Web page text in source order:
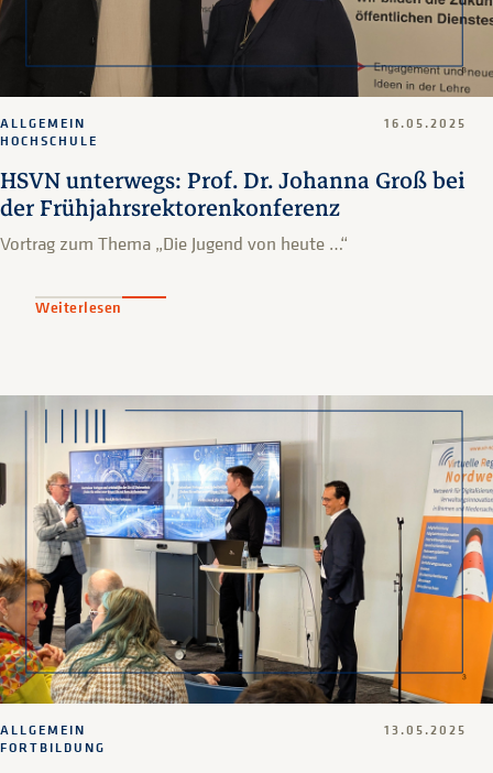
HSVN unterwegs: Prof. Dr. Johanna Groß bei
der Frühjahrsrektorenkonferenz
ALLGEMEIN
HOCHSCHULE
16.05.2025
Vortrag zum Thema „Die Jugend von heute …“
Weiterlesen
ALLGEMEIN
FORTBILDUNG
13.05.2025